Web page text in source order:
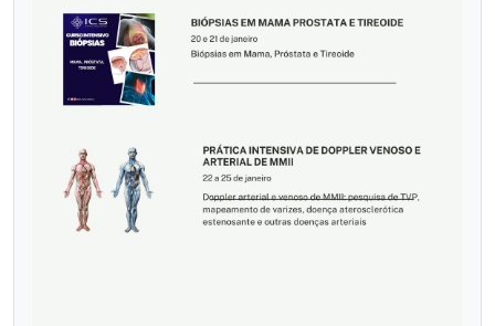
CALENDÁRIO DE CURSOS
Já sou aluno